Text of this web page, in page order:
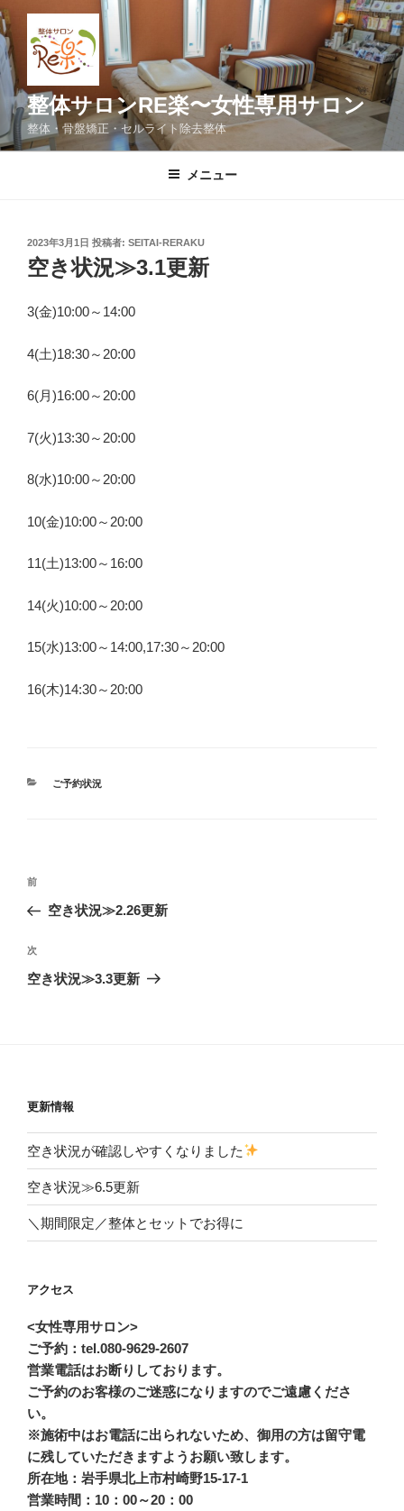
コ
ン
テ
ン
へ
ス
整体サロンRE楽〜女性専用サロン
整体・骨盤矯正・セルライト除去整体
メニュー
投
稿
日:
2023年3月1日 投稿者: SEITAI-RERAKU
空き状況≫3.1更新
3(金)10:00～14:00
4(土)18:30～20:00
6(月)16:00～20:00
7(火)13:30～20:00
8(水)10:00～20:00
10(金)10:00～20:00
11(土)13:00～16:00
14(火)10:00～20:00
15(水)13:00～14:00,17:30～20:00
16(木)14:30～20:00
カ
ご予約状況
投
ナ
ビ
ゲ
前
の
稿
前
空き状況≫2.26更新
次
の
次
空き状況≫3.3更新
更新情報
空き状況が確認しやすくなりました
空き状況≫6.5更新
＼期間限定／整体とセットでお得に
アクセス
<女性専用サロン>
ご予約：tel.080-9629-2607
営業電話はお断りしております。
ご予約のお客様のご迷惑になりますのでご遠慮くださ
い。
※施術中はお電話に出られないため、御用の方は留守電
に残していただきますようお願い致します。
所在地：岩手県北上市村崎野15-17-1
営業時間：10：00～20：00